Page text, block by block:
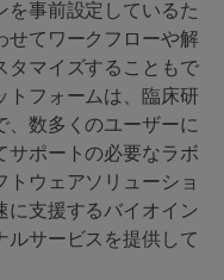
を事前設定しているた
せてワークフローや解
タマイズすることもで
トフォームは、臨床研
、数多くのユーザーに
サポートの必要なラボ
ウェアソリューショ
に支援するバイオイン
ルサービスを提供して